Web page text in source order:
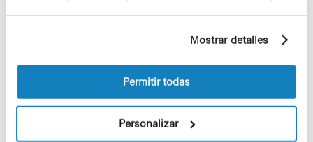
elaborado a partir de sus hábitos de navegación (por
información sobre las cookies puede consultar
la Política de cookies del sitio web.
Mostrar detalles
Permitir todas
Personalizar
El proyecto Odisea está dirigido por
Facultad de Medicina y Ciencias de la
Salud de la Universidad de Barcelona, y
sede en el PCB (Foto: Fundación DTI).